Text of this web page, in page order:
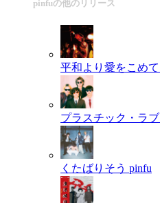
pinfuの他のリリース
平和より愛をこめて
プラスチック・ラブ
くたばりそう pinfu